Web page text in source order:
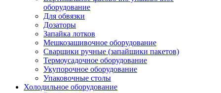
оборудование
Для обвязки
Дозаторы
Запайка лотков
Мешкозашивочное оборудование
Сварщики ручные (запайщики пакетов)
Термоусадочное оборудование
Укупорочное оборудование
Упаковочные столы
Холодильное оборудование